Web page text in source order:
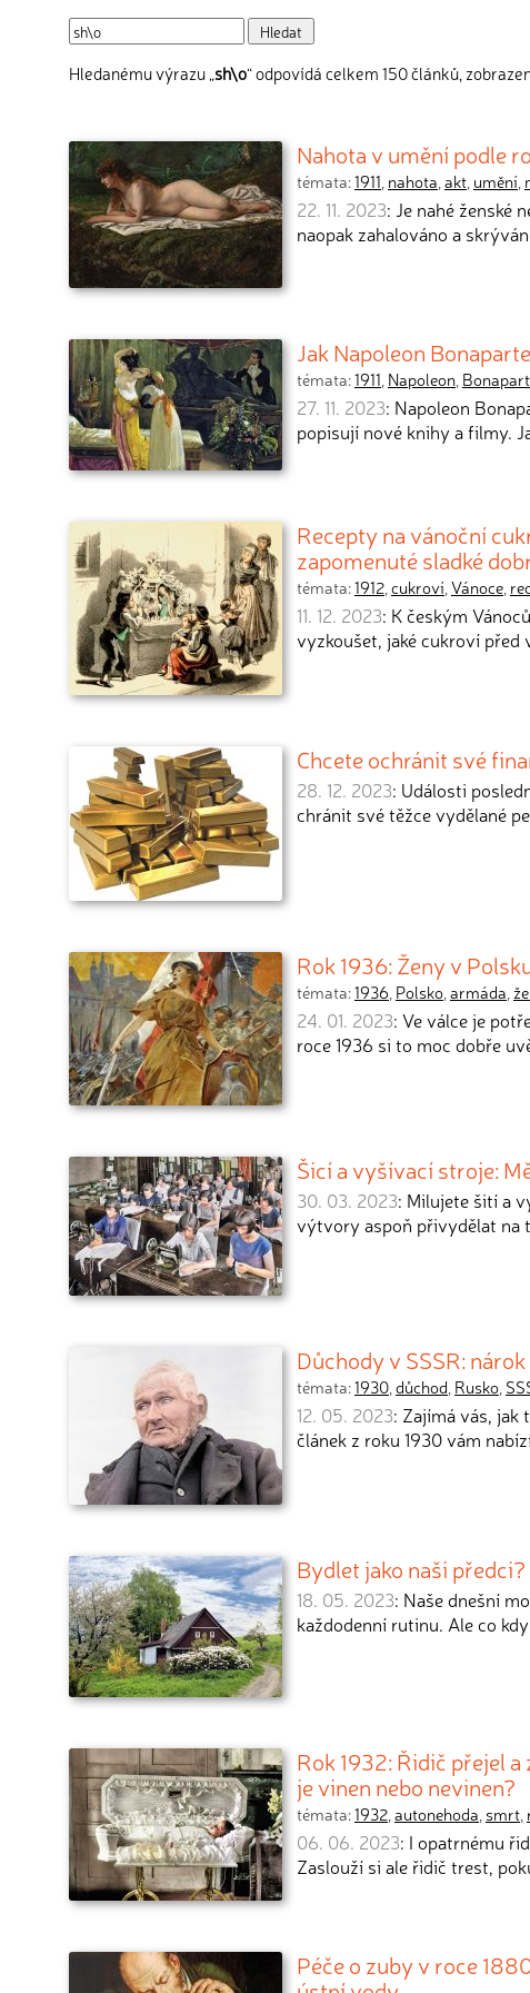
Hledanému výrazu „sh\o“ odpovídá celkem 150 článků,
Nahota v umění podle
témata:1911, nahota,akt, umění,
22. 11. 2023: Je nahé ženské
naopak zahalováno a
Jak Napoleon
témata:1911, Napoleon,
27. 11. 2023: Napoleon
popisují nové knihy a filmy.
Recepty na vánoční
zapomenuté sladké
témata:1912,cukroví,Vánoce,
11. 12. 2023: K českým
vyzkoušet, jaké cukroví před
Chcete ochránit své
28. 12. 2023: Události
chránit své těžce vydělané
Rok 1936: Ženy v
témata:1936, Polsko,armáda,
24. 01. 2023: Ve válce je
roce 1936 si to moc dobře
Šicí a vyšívací stroje:
30. 03. 2023: Milujete šití a
výtvory aspoň přivydělat na
Důchody v SSSR:
témata:1930,důchod, Rusko,
12. 05. 2023: Zajímá vás,
článek z roku 1930 vám
Bydlet jako naši
18. 05. 2023: Naše dnešní
každodenní rutinu. Ale co
Rok 1932: Řidič přejel
je vinen nebo nevinen?
témata:1932,autonehoda, smrt,
06. 06. 2023: I opatrnému
Zaslouží si ale řidič trest,
Péče o zuby v roce